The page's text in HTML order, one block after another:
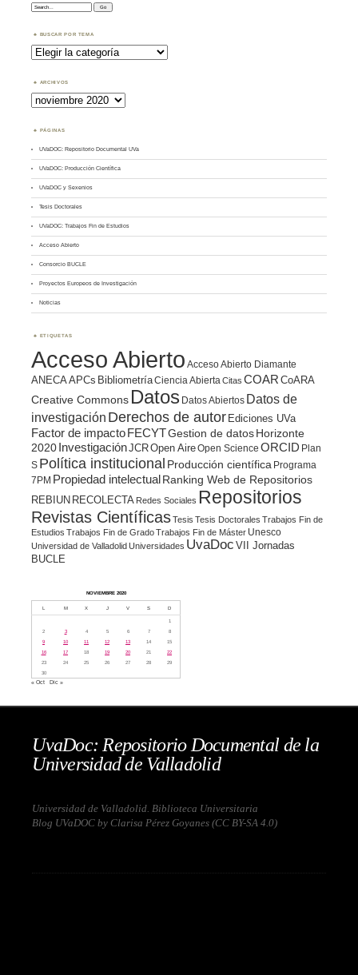
Search:
BUSCAR POR TEMA
Buscar
por
Tema
ARCHIVOS
Archivos
PÁGINAS
UVaDOC: Repositorio Documental UVa
UVaDOC: Producción Científica
UVaDOC y Sexenios
Tesis Doctorales
UVaDOC: Trabajos Fin de Estudios
Acceso Abierto
Consorcio BUCLE
Proyectos Europeos de Investigación
Noticias
ETIQUETAS
Acceso Abierto Acceso Abierto Diamante
ANECAAPCs BibliometríaCiencia Abierta Citas COAR CoARA
Creative Commons Datos Datos Abiertos Datos de
investigación Derechos de autor Ediciones UVa
Factor de impacto FECYTGestion de datosHorizonte
2020 InvestigaciónJCROpen AireOpen Science ORCID Plan
S Política institucional Producción científica Programa
7PM Propiedad intelectualRanking Web de Repositorios
REBIUN RECOLECTA Redes Sociales Repositorios
Revistas CientíficasTesis Tesis Doctorales Trabajos Fin de
Estudios Trabajos Fin de GradoTrabajos Fin de Máster Unesco
Universidad de Valladolid Universidades UvaDoc VII Jornadas
BUCLE
NOVIEMBRE 2020
L M X J V S D
1
2
3 4 5 6 7
8
9
10 11 12 13 14
15
16
17 18 19 20 21
22
23
24 25 26 27 28
29
30
« Oct Dic »
UvaDoc: Repositorio Documental de la
Universidad de Valladolid
Universidad de Valladolid. Biblioteca Universitaria
Blog UVaDOC by Clarisa Pérez Goyanes (CC BY-SA 4.0)